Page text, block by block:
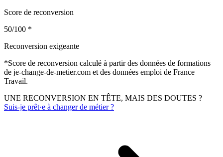
Score de reconversion
50/100 *
Reconversion exigeante
*Score de reconversion calculé à partir des données de formations
de je-change-de-metier.com et des données emploi de France
Travail.
UNE RECONVERSION EN TÊTE, MAIS DES DOUTES ?
Suis-je prêt·e à changer de métier ?